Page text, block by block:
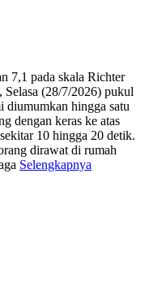
7,1 pada skala Richter
Selasa (28/7/2026) pukul
diumumkan hingga satu
dengan keras ke atas
10 hingga 20 detik.
dirawat di rumah
Selengkapnya